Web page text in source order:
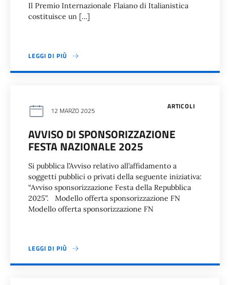
Il Premio Internazionale Flaiano di Italianistica
costituisce un […]
LEGGI DI PIÙ
ARTICOLI
12 MARZO 2025
AVVISO DI SPONSORIZZAZIONE
FESTA NAZIONALE 2025
Si pubblica l’Avviso relativo all’affidamento a
soggetti pubblici o privati della seguente iniziativa:
“Avviso sponsorizzazione Festa della Repubblica
2025”. Modello offerta sponsorizzazione FN
Modello offerta sponsorizzazione FN
LEGGI DI PIÙ